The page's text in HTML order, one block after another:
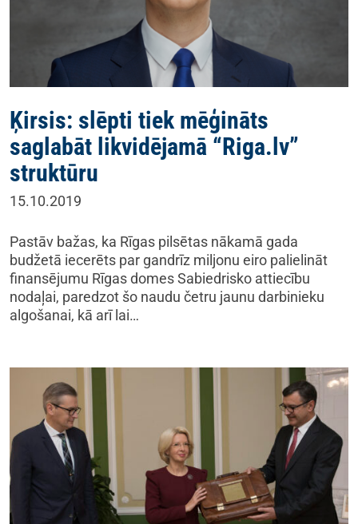
Ķirsis: slēpti tiek mēģināts
saglabāt likvidējamā “Riga.lv”
struktūru
15.10.2019
Pastāv bažas, ka Rīgas pilsētas nākamā gada
budžetā iecerēts par gandrīz miljonu eiro palielināt
finansējumu Rīgas domes Sabiedrisko attiecību
nodaļai, paredzot šo naudu četru jaunu darbinieku
algošanai, kā arī lai…